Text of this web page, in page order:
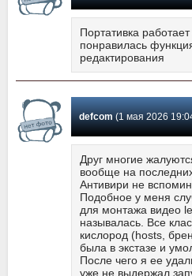
Портативка
понравилась
редактирования
defcom(1 мая 2026 19:04)
Друг многие
вообще на
Антивири не
Подобное у меня
для монтажа видео
называлась. Все
кислород (hosts,
была в экстазе и
После чего я ее
уже не выдержал